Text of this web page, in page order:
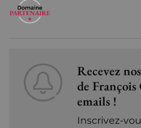
Recevez
de François
emails !
Inscrivez-